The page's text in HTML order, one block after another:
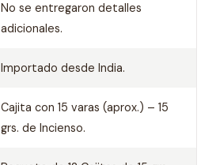
No se entregaron detalles
adicionales.
Importado desde India.
Cajita con 15 varas (aprox.) – 15
grs. de Incienso.